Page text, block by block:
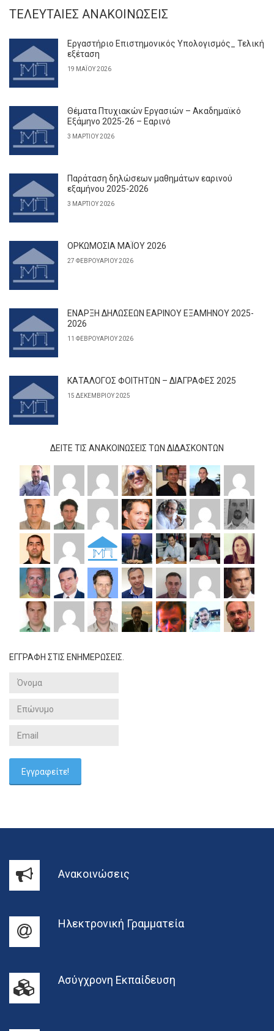
ΤΕΛΕΥΤΑΊΕΣ ΑΝΑΚΟΙΝΏΣΕΙΣ
Εργαστήριο Επιστημονικός Υπολογισμός_ Τελική
εξέταση
19 ΜΑΪ́ΟΥ 2026
Θέματα Πτυχιακών Εργασιών – Ακαδημαϊκό
Εξάμηνο 2025-26 – Εαρινό
3 ΜΑΡΤΊΟΥ 2026
Παράταση δηλώσεων μαθημάτων εαρινού
εξαμήνου 2025-2026
3 ΜΑΡΤΊΟΥ 2026
ΟΡΚΩΜΟΣΙΑ ΜΑΪΟΥ 2026
27 ΦΕΒΡΟΥΑΡΊΟΥ 2026
ΕΝΑΡΞΗ ΔΗΛΩΣΕΩΝ ΕΑΡΙΝΟΥ ΕΞΑΜΗΝΟΥ 2025-
2026
11 ΦΕΒΡΟΥΑΡΊΟΥ 2026
ΚΑΤΑΛΟΓΟΣ ΦΟΙΤΗΤΩΝ – ΔΙΑΓΡΑΦΕΣ 2025
15 ΔΕΚΕΜΒΡΊΟΥ 2025
ΔΕΊΤΕ ΤΙΣ ΑΝΑΚΟΙΝΏΣΕΙΣ ΤΩΝ ΔΙΔΆΣΚΟΝΤΩΝ
ΕΓΓΡΑΦΗ ΣΤΙΣ ΕΝΗΜΕΡΩΣΕΙΣ.
Ανακοινώσεις
Ηλεκτρονική Γραμματεία
Ασύγχρονη Εκπαίδευση